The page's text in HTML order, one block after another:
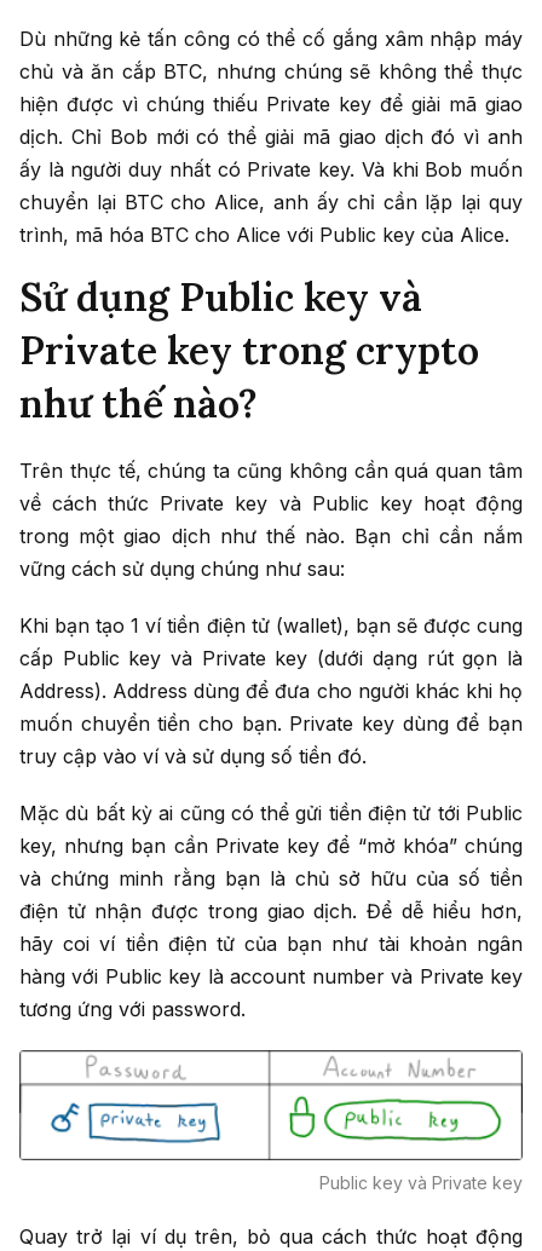
Dù những kẻ tấn công có thể cố gắng xâm nhập máy
chủ và ăn cắp BTC, nhưng chúng sẽ không thể thực
hiện được vì chúng thiếu Private key để giải mã giao
dịch. Chỉ Bob mới có thể giải mã giao dịch đó vì anh
ấy là người duy nhất có Private key. Và khi Bob muốn
chuyển lại BTC cho Alice, anh ấy chỉ cần lặp lại quy
trình, mã hóa BTC cho Alice với Public key của Alice.
Sử dụng Public key và
Private key trong crypto
như thế nào?
Trên thực tế, chúng ta cũng không cần quá quan tâm
về cách thức Private key và Public key hoạt động
trong một giao dịch như thế nào. Bạn chỉ cần nắm
vững cách sử dụng chúng như sau:
Khi bạn tạo 1 ví tiền điện tử (wallet), bạn sẽ được cung
cấp Public key và Private key (dưới dạng rút gọn là
Address). Address dùng để đưa cho người khác khi họ
muốn chuyển tiền cho bạn. Private key dùng để bạn
truy cập vào ví và sử dụng số tiền đó.
Mặc dù bất kỳ ai cũng có thể gửi tiền điện tử tới Public
key, nhưng bạn cần Private key để “mở khóa” chúng
và chứng minh rằng bạn là chủ sở hữu của số tiền
điện tử nhận được trong giao dịch. Để dễ hiểu hơn,
hãy coi ví tiền điện tử của bạn như tài khoản ngân
hàng với Public key là account number và Private key
tương ứng với password.
Public key và Private key
Quay trở lại ví dụ trên, bỏ qua cách thức hoạt động